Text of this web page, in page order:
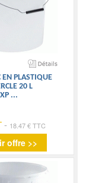
EN PLASTIQUE
20 L
...
- 18.47 € TTC
offre >>